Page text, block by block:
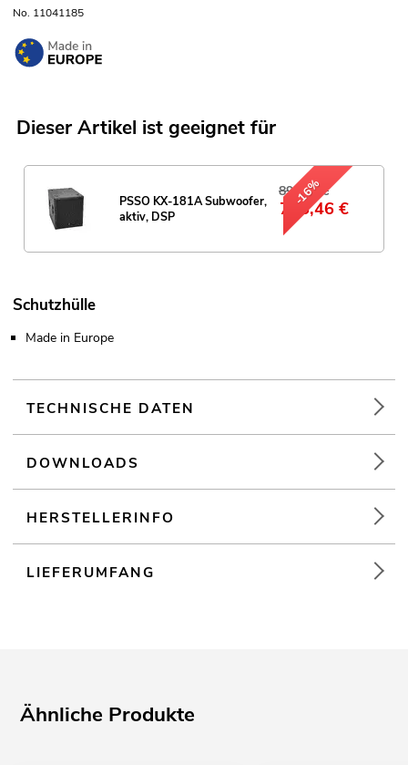
No. 11041185
Dieser Artikel ist geeignet für
-16%
PSSO KX-181A Subwoofer,
aktiv, DSP
899,00 €
755,46 €
Schutzhülle
Made in Europe
TECHNISCHE DATEN
DOWNLOADS
HERSTELLERINFO
LIEFERUMFANG
Ähnliche Produkte